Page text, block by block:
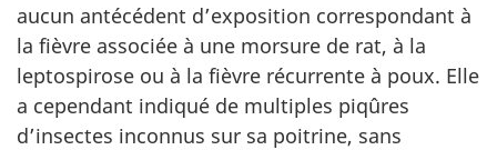
aucun antécédent d’exposition correspondant à
la fièvre associée à une morsure de rat, à la
leptospirose ou à la fièvre récurrente à poux. Elle
a cependant indiqué de multiples piqûres
d’insectes inconnus sur sa poitrine, sans